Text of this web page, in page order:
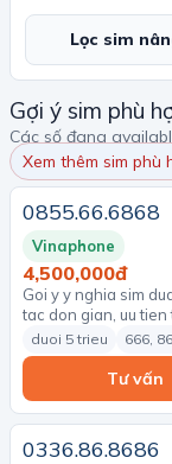
Lọc sim
Gợi ý sim phù
Các số đang
Xem thêm sim phù
0855.66.6868
Vinaphone
4,500,000đ
Goi y y nghia sim
tac don gian, uu tien
duoi 5 trieu 666,
Tư vấn
0336.86.8686